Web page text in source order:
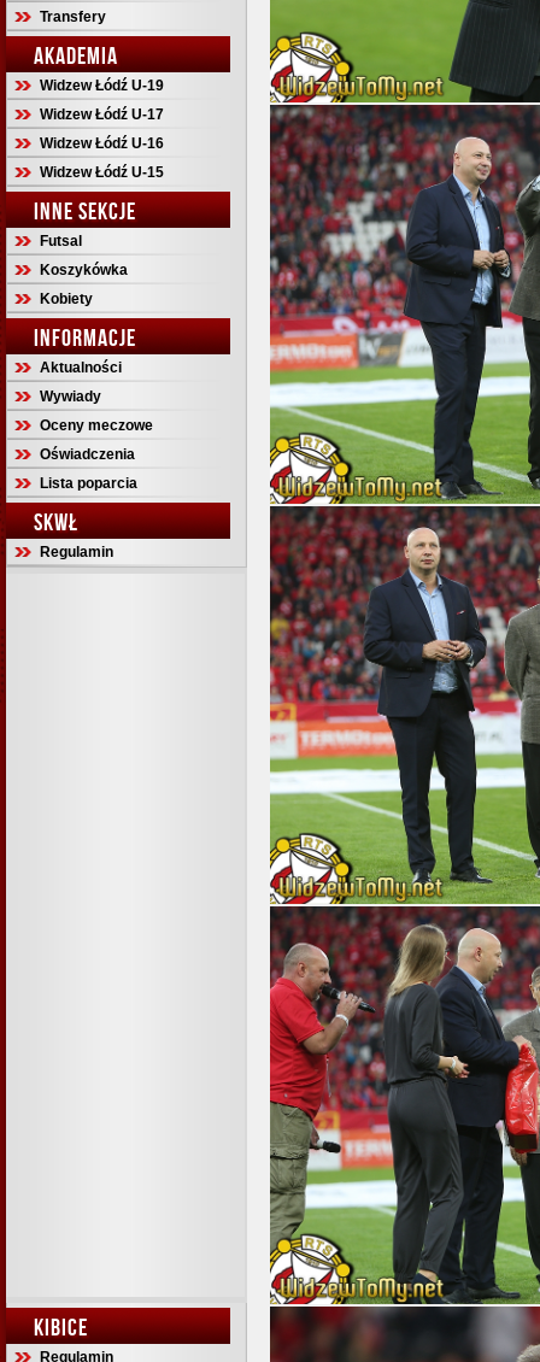
Transfery
AKADEMIA
Widzew Łódź U-19
Widzew Łódź U-17
Widzew Łódź U-16
Widzew Łódź U-15
INNE SEKCJE
Futsal
Koszykówka
Kobiety
INFORMACJE
Aktualności
Wywiady
Oceny meczowe
Oświadczenia
Lista poparcia
SKWŁ
Regulamin
KIBICE
Regulamin